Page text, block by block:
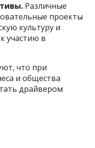
Различные
проекты
культуру и
участию в
что при
и общества
драйвером